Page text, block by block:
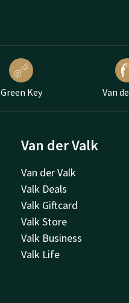
Green Key Van
Van der Valk
Van der Valk
Valk Deals
Valk Giftcard
Valk Store
Valk Business
Valk Life